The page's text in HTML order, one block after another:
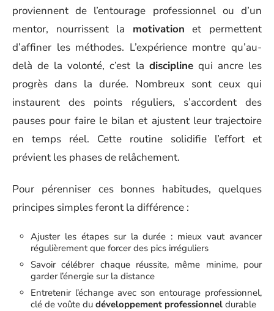
proviennent de l’entourage professionnel ou d’un
mentor, nourrissent la motivation et permettent
d’affiner les méthodes. L’expérience montre qu’au-
delà de la volonté, c’est la disciplinequi ancre les
progrès dans la durée. Nombreux sont ceux qui
instaurent des points réguliers, s’accordent des
pauses pour faire le bilan et ajustent leur trajectoire
en temps réel. Cette routine solidifie l’effort et
prévient les phases de relâchement.
Pour pérenniser ces bonnes habitudes, quelques
principes simples feront la différence :
Ajuster les étapes sur la durée : mieux vaut avancer
régulièrement que forcer des pics irréguliers
Savoir célébrer chaque réussite, même minime, pour
garder l’énergie sur la distance
Entretenir l’échange avec son entourage professionnel,
clé de voûte du développement professionnel durable